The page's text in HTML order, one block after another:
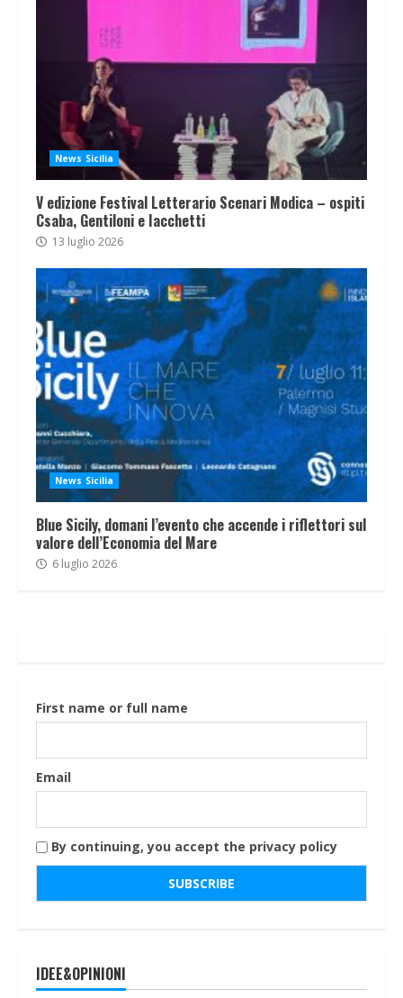
News Sicilia
V edizione Festival Letterario Scenari Modica – ospiti
Csaba, Gentiloni e Iacchetti
13 luglio 2026
News Sicilia
Blue Sicily, domani l’evento che accende i riflettori sul
valore dell’Economia del Mare
6 luglio 2026
First name or full name
Email
By continuing, you accept the privacy policy
IDEE&OPINIONI